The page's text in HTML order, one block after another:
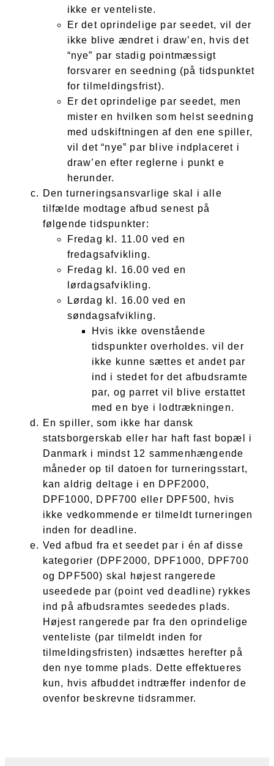
ikke er venteliste.
Er det oprindelige par seedet, vil der
ikke blive ændret i draw’en, hvis det
“nye” par stadig pointmæssigt
forsvarer en seedning (på tidspunktet
for tilmeldingsfrist).
Er det oprindelige par seedet, men
mister en hvilken som helst seedning
med udskiftningen af den ene spiller,
vil det “nye” par blive indplaceret i
draw’en efter reglerne i punkt e
herunder.
Den turneringsansvarlige skal i alle
tilfælde modtage afbud senest på
følgende tidspunkter:
Fredag kl. 11.00 ved en
fredagsafvikling.
Fredag kl. 16.00 ved en
lørdagsafvikling.
Lørdag kl. 16.00 ved en
søndagsafvikling.
Hvis ikke ovenstående
tidspunkter overholdes. vil der
ikke kunne sættes et andet par
ind i stedet for det afbudsramte
par, og parret vil blive erstattet
med en bye i lodtrækningen.
En spiller, som ikke har dansk
statsborgerskab eller har haft fast bopæl i
Danmark i mindst 12 sammenhængende
måneder op til datoen for turneringsstart,
kan aldrig deltage i en DPF2000,
DPF1000, DPF700 eller DPF500, hvis
ikke vedkommende er tilmeldt turneringen
inden for deadline.
Ved afbud fra et seedet par i én af disse
kategorier (DPF2000, DPF1000, DPF700
og DPF500) skal højest rangerede
useedede par (point ved deadline) rykkes
ind på afbudsramtes seededes plads.
Højest rangerede par fra den oprindelige
venteliste (par tilmeldt inden for
tilmeldingsfristen) indsættes herefter på
den nye tomme plads. Dette effektueres
kun, hvis afbuddet indtræffer indenfor de
ovenfor beskrevne tidsrammer.